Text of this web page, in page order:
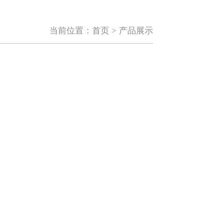
当前位置： 首页 > 产品展示